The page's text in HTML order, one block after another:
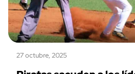
27 octubre, 2025